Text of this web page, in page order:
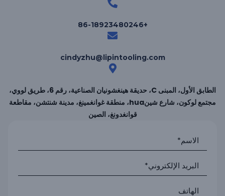
+86-18923480246
cindyzhu@lipintooling.com
الطابق الأول، المبنى C، حديقة هينغشونيان الصناعية، رقم 6، طريق لووي،
مجتمع لوكون، شارع شينhua، منطقة غوانغمينغ، مدينة شنتشن، مقاطعة
قوانغدونغ، الصين